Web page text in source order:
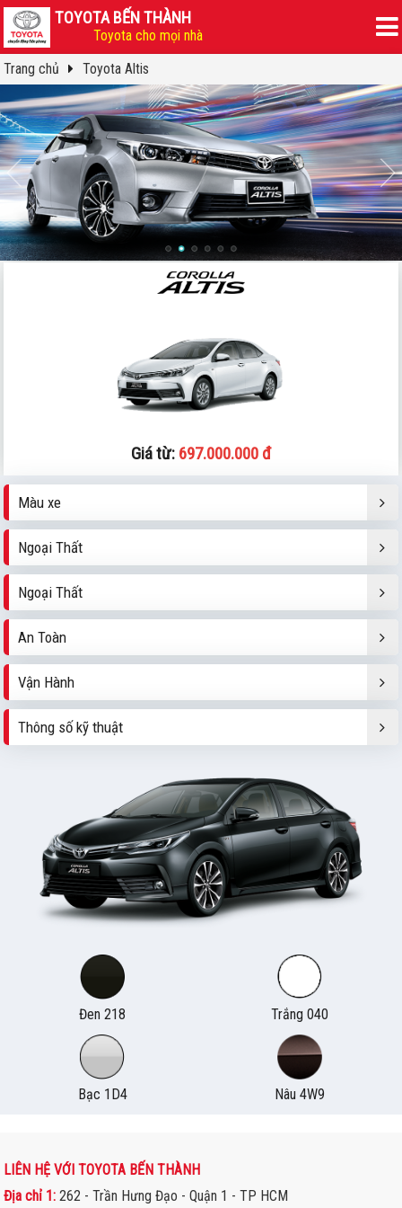
TOYOTA BẾN THÀNH
Toyota cho mọi nhà
Trang chủ
Toyota Altis
Giá từ: 697.000.000 đ
Màu xe
Ngoại Thất
Ngoại Thất
An Toàn
Vận Hành
Thông số kỹ thuật
Đen 218 Trắng 040
Bạc 1D4 Nâu 4W9
LIÊN HỆ VỚI TOYOTA BẾN THÀNH
Địa chỉ 1:262 - Trần Hưng Đạo - Quận 1 - TP HCM